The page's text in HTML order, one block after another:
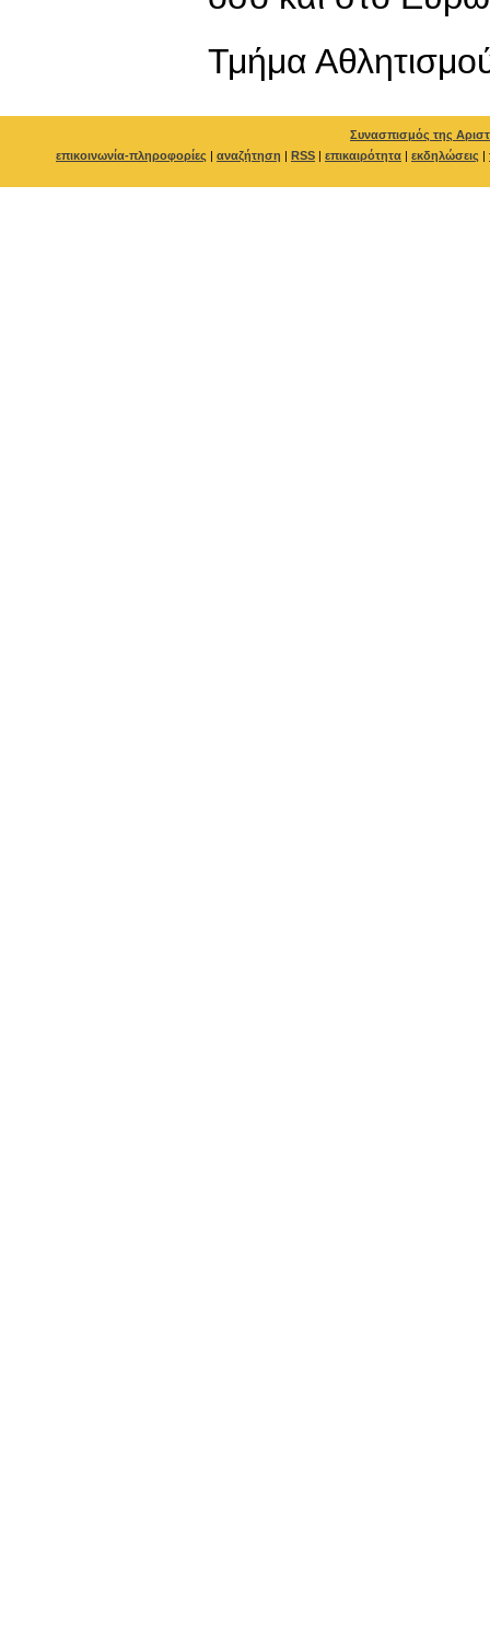
Τμήμα
Συνασπισμός της
επικοινωνία-πληροφορίες | αναζήτηση | RSS | επικαιρότητα | εκδηλώσεις |